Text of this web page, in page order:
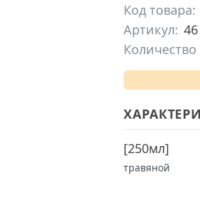
Код товара:
Артикул:
[250мл]
травяной